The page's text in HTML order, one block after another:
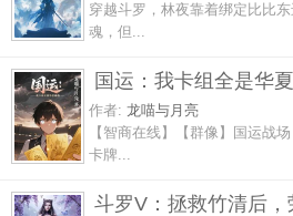
穿越斗罗，林夜靠着绑定比比
魂，但...
国运：我卡组全是华
作者: 龙喵与月亮
【智商在线】【群像】国运战
卡牌...
斗罗V：拯救竹清后，